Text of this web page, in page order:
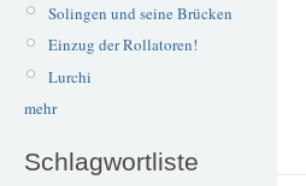
Solingen und seine Brücken
Einzug der Rollatoren!
Lurchi
mehr
Schlagwortliste